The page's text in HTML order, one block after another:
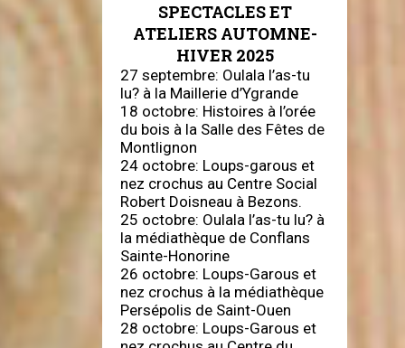
SPECTACLES ET
ATELIERS AUTOMNE-
HIVER 2025
27 septembre: Oulala l’as-tu
lu? à la Maillerie d’Ygrande
18 octobre: Histoires à l’orée
du bois à la Salle des Fêtes de
Montlignon
24 octobre: Loups-garous et
nez crochus au Centre Social
Robert Doisneau à Bezons.
25 octobre: Oulala l’as-tu lu? à
la médiathèque de Conflans
Sainte-Honorine
26 octobre: Loups-Garous et
nez crochus à la médiathèque
Persépolis de Saint-Ouen
28 octobre: Loups-Garous et